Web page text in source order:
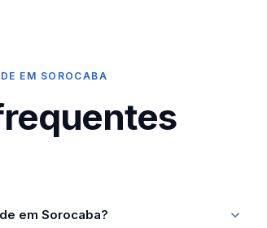
EM SOROCABA
em Sorocaba?